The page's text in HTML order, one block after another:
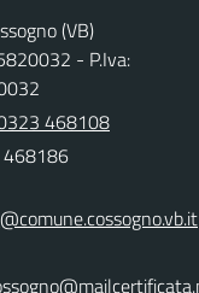
(VB)
- P.Iva:
468108
468186